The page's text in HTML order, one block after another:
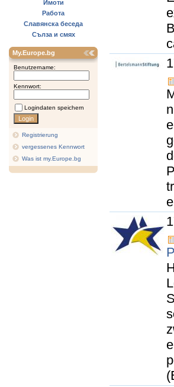
Имоти
Работа
Славянска беседа
Сълза и смях
My.Europe.bg
Benutzername:
Kennwort:
Logindaten speichern
Registrierung
vergessenes Kennwort
Was ist my.Europe.bg